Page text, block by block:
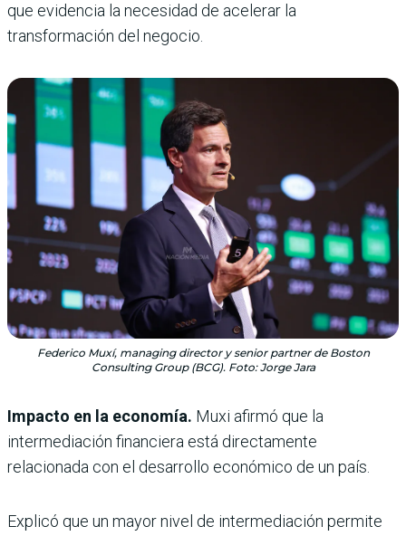
que evidencia la necesidad de acelerar la
transformación del negocio.
Federico Muxí, managing director y senior partner de Boston
Consulting Group (BCG). Foto: Jorge Jara
Impacto en la economía. Muxi afirmó que la
intermediación financiera está directamente
relacionada con el desarrollo económico de un país.
Explicó que un mayor nivel de intermediación permite